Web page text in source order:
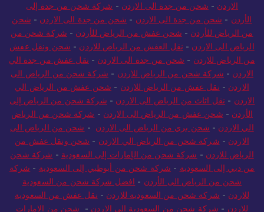
الاردن - شحن من جدة الى الاردن - شركة شحن من جدة إلى
الأردن - شحن من جدة الى الاردن - شحن من جدة الى الاردن - شحن
من الرياض للأردن - شحن عفش من الرياض للأردن - شركة شحن من
الرياض الى الاردن - نقل العفش من الرياض للاردن - شحن ونقل عفش
من الرياض للاردن - شحن من جدة الى الاردن - نقل عفش من جدة الي
الاردن - شركة شحن من الرياض للاردن - شركة شحن من الرياض الى
الاردن - نقل عفش من الرياض للاردن - شحن عفش من الرياض الي
الاردن - نقل اثاث من الرياض الى الاردن - شركة شحن من الرياض إلى
الأردن - شحن عفش من الرياض الى الاردن - شركة شحن من الرياض
الي الاردن - شحن بري من الرياض الى الاردن - شحن من الرياض الى
الاردن - شركة شحن من الرياض الي الاردن - شحن ونقل عفش من
الرياض للاردن - شركة شحن من الإمارات إلى السعودية - شركة شحن
من دبي إلى السعودية - شركة شحن من أبوظبي إلى السعودية - شركة
شحن من الرياض الى الأردن - افضل شركة شحن من السعودية
للاردن - شركة شحن من السعودية للاردن - نقل عفش من السعودية
للاردن - شركة شحن من السعودية الي الاردن - شحن من الامارات